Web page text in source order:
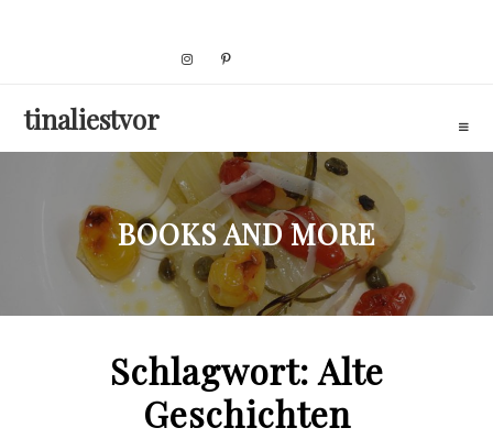
tinaliestvor
BOOKS AND MORE
Schlagwort:Alte
Geschichten